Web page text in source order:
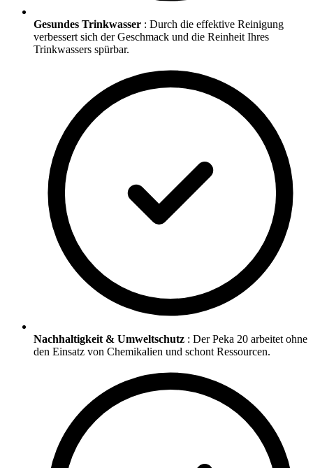
Gesundes Trinkwasser : Durch die effektive Reinigung
verbessert sich der Geschmack und die Reinheit Ihres
Trinkwassers spürbar.
Nachhaltigkeit & Umweltschutz : Der Peka 20 arbeitet ohne
den Einsatz von Chemikalien und schont Ressourcen.